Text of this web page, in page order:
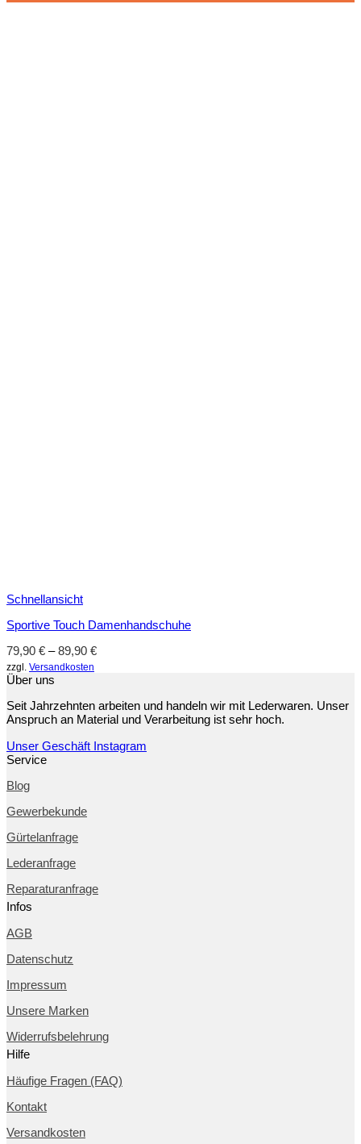
Schnellansicht
Sportive Touch Damenhandschuhe
79,90 € –89,90 €
zzgl. Versandkosten
Über uns
Seit Jahrzehnten arbeiten und handeln wir mit Lederwaren. Unser
Anspruch an Material und Verarbeitung ist sehr hoch.
Unser Geschäft Instagram
Service
Blog
Gewerbekunde
Gürtelanfrage
Lederanfrage
Reparaturanfrage
Infos
AGB
Datenschutz
Impressum
Unsere Marken
Widerrufsbelehrung
Hilfe
Häufige Fragen (FAQ)
Kontakt
Versandkosten